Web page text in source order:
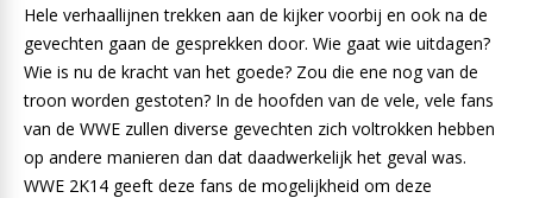
Hele verhaallijnen trekken aan de kijker voorbij en ook na de
gevechten gaan de gesprekken door. Wie gaat wie uitdagen?
Wie is nu de kracht van het goede? Zou die ene nog van de
troon worden gestoten? In de hoofden van de vele, vele fans
van de WWE zullen diverse gevechten zich voltrokken hebben
op andere manieren dan dat daadwerkelijk het geval was.
WWE 2K14 geeft deze fans de mogelijkheid om deze